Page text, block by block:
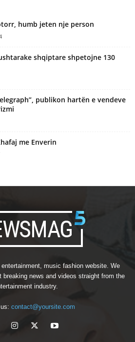
humb jeten nje person
shqiptare shpetojne 130
publikon hartën e vendeve
me Enverin
music fashion website. We
breaking news and videos straight from the
industry.
contact@yoursite.com